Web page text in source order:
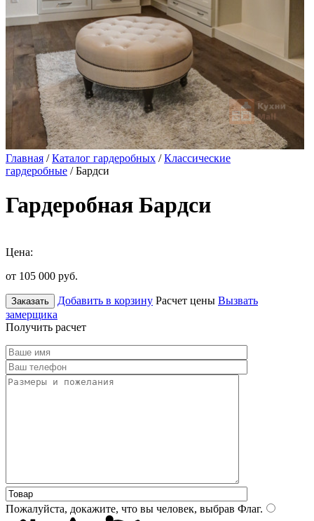
Главная /Каталог гардеробных /Классические
гардеробные / Бардси
Гардеробная Бардси
Цена:
от 105 000 руб.
Заказать Добавить в корзину Расчет цены Вызвать
замерщика
Получить расчет
Пожалуйста, докажите, что вы человек, выбрав Флаг.